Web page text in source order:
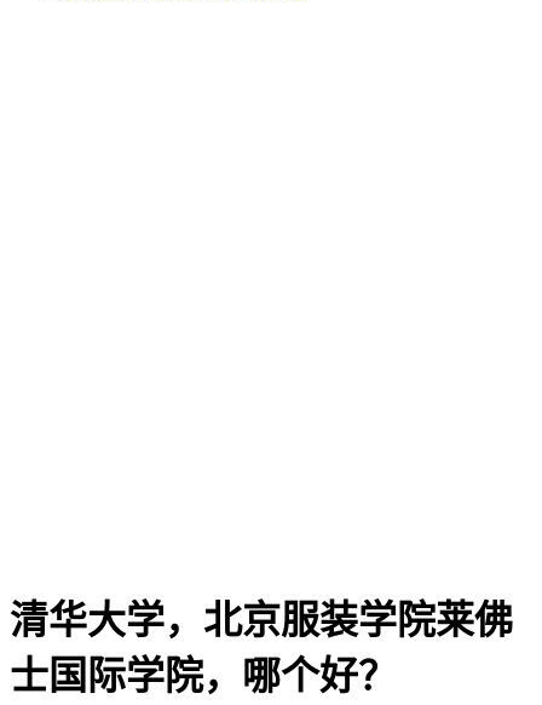
清华大学，北京服装学院莱佛
士国际学院，哪个好？